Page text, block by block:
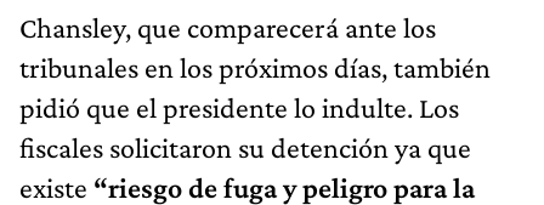
Chansley, que comparecerá ante los
tribunales en los próximos días, también
pidió que el presidente lo indulte. Los
fiscales solicitaron su detención ya que
existe “riesgo de fuga y peligro para la